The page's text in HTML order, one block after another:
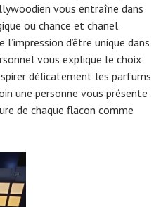
vous entraîne dans
ou chance et chanel
d’être unique dans
vous explique le choix
délicatement les parfums
une personne vous présente
de chaque flacon comme